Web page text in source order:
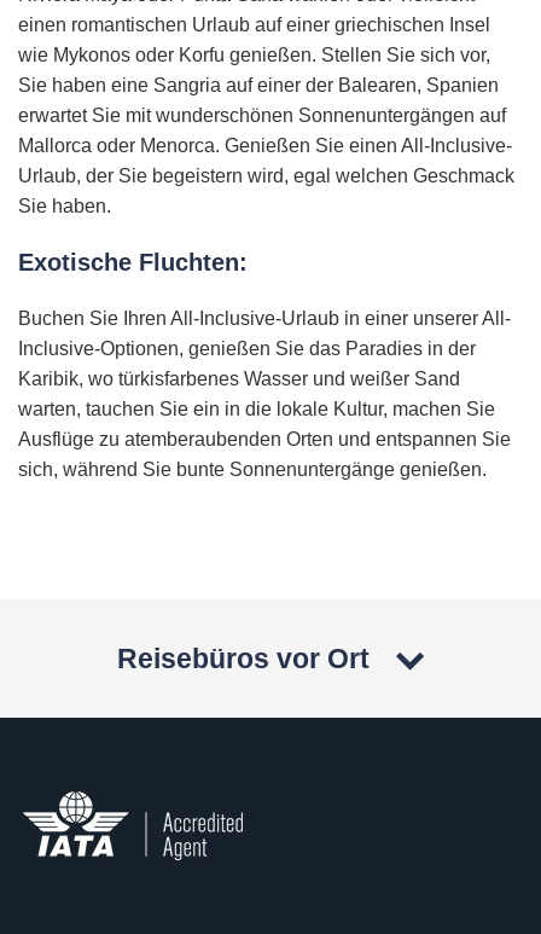
einen romantischen Urlaub auf einer griechischen Insel
wie Mykonos oder Korfu genießen. Stellen Sie sich vor,
Sie haben eine Sangria auf einer der Balearen, Spanien
erwartet Sie mit wunderschönen Sonnenuntergängen auf
Mallorca oder Menorca. Genießen Sie einen All-Inclusive-
Urlaub, der Sie begeistern wird, egal welchen Geschmack
Sie haben.
Exotische Fluchten:
Buchen Sie Ihren All-Inclusive-Urlaub in einer unserer All-
Inclusive-Optionen, genießen Sie das Paradies in der
Karibik, wo türkisfarbenes Wasser und weißer Sand
warten, tauchen Sie ein in die lokale Kultur, machen Sie
Ausflüge zu atemberaubenden Orten und entspannen Sie
sich, während Sie bunte Sonnenuntergänge genießen.
Reisebüros vor Ort